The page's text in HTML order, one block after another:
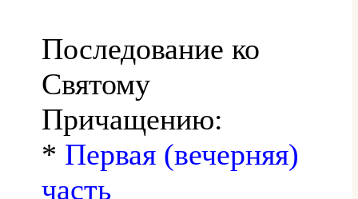
Последование ко
Святому
Причащению:
* Первая (вечерняя)
часть